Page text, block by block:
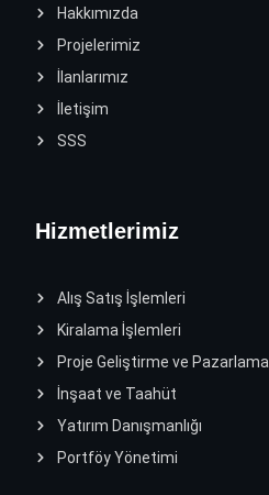
Hizmetlerimiz
Alış Satış İşlemleri
Kiralama İşlemleri
Proje Geliştirme ve Pazarlama
İnşaat ve Taahüt
Yatırım Danışmanlığı
Portföy Yönetimi
Hakkımızda
Projelerimiz
İlanlarımız
İletişim
SSS